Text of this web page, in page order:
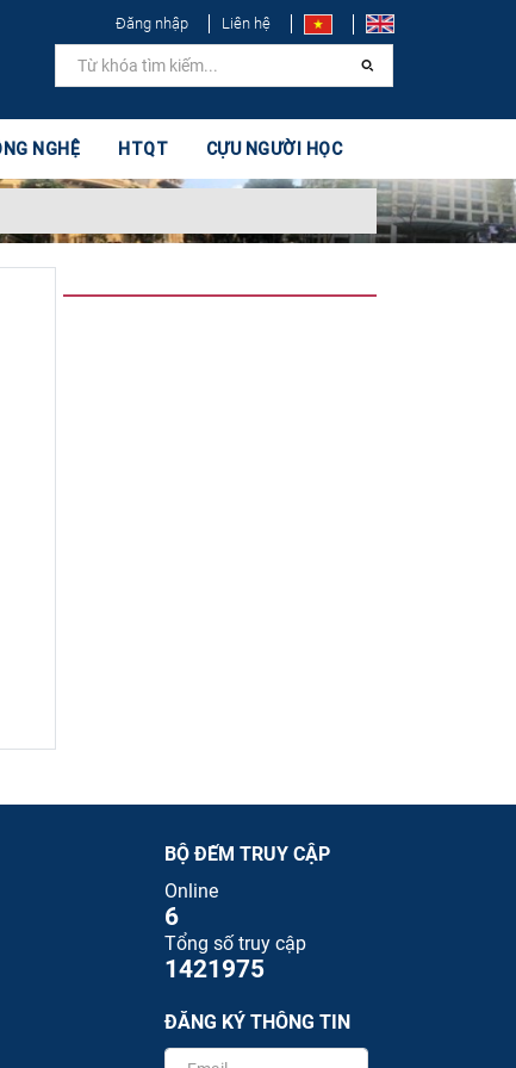
Đăng nhập Liên hệ
NGHỆ HTQT CỰU NGƯỜI HỌC
BỘ ĐẾM TRUY CẬP
Online
6
Tổng số truy cập
1421975
ĐĂNG KÝ THÔNG TIN